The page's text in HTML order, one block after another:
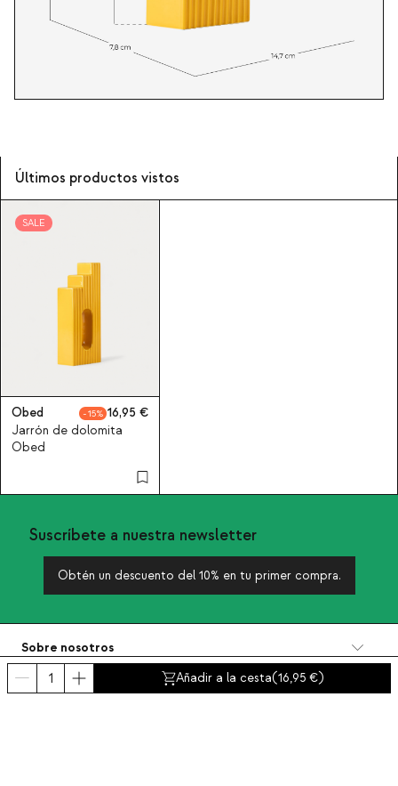
Añadir a la cesta(16,95 )
Últimos productos vistos
SALE
Obed 15
16,95
Jarrón de dolomita
Obed
Suscríbete a nuestra newsletter
Obtén un descuento del 10% en tu primer compra.
Sobre nosotros
Categorías
Contacto y ayuda